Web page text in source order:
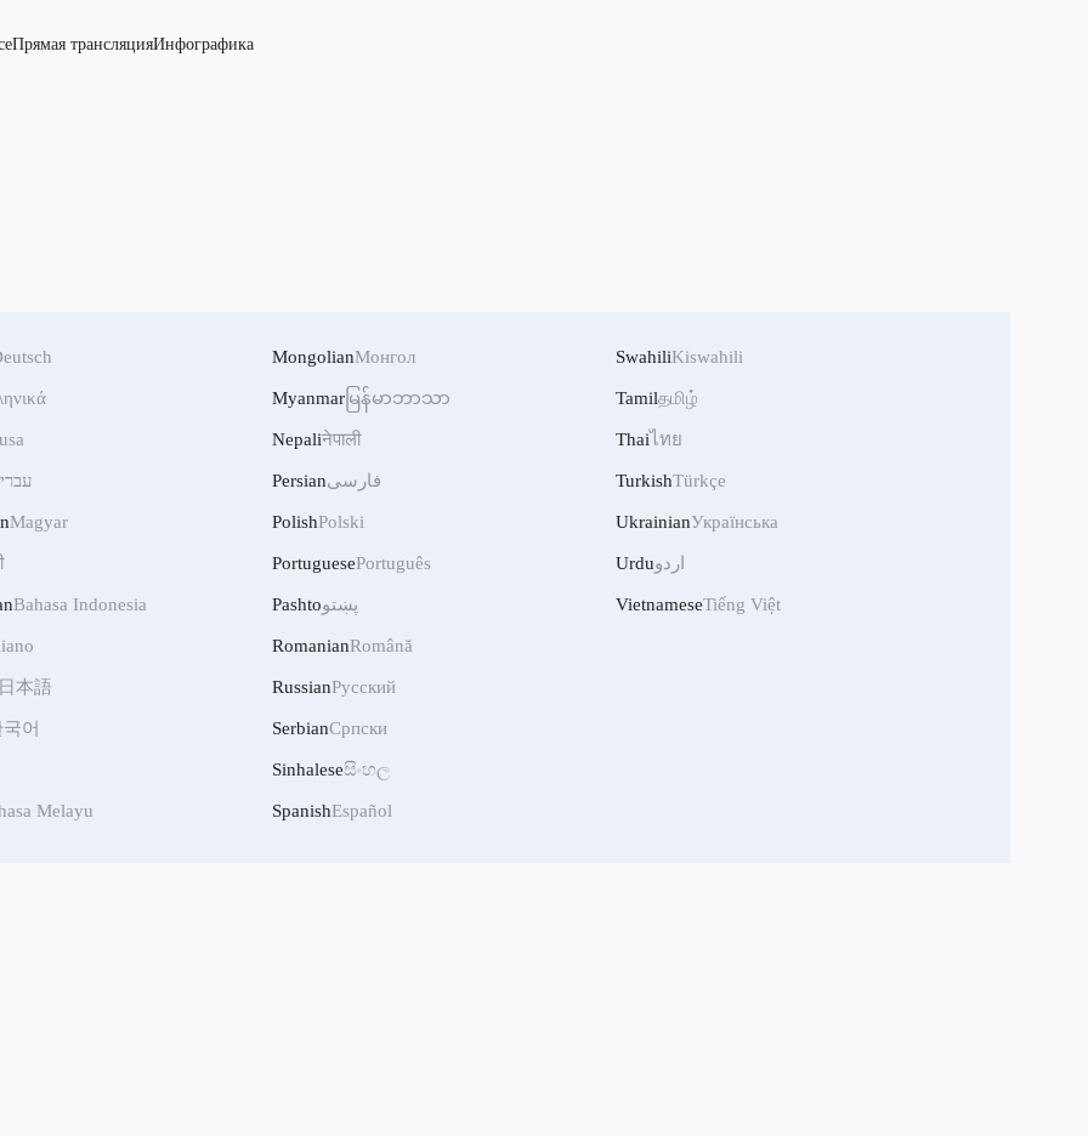
Прямая трансляцияИнфографика
Magyar
Bahasa Indonesia
本語
어
Melayu
MongolianМонгол
Myanmar မြန်မာဘာသာ
Nepaliनेपाली
Persianفارسی
PolishPolski
PortuguesePortuguês
Pashtoپښتو
RomanianRomână
RussianРусский
SerbianСрпски
Sinhaleseසිංහල
SpanishEspañol
SwahiliKiswahili
Tamilதமிழ்
Thaiไทย
TurkishTürkçe
UkrainianУкраїнська
Urduاردو
VietnameseTiếng Việt